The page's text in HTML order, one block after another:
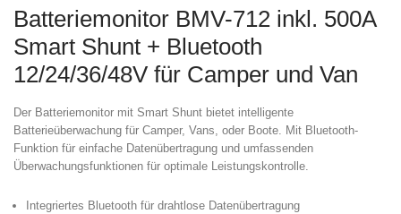
Batteriemonitor BMV-712 inkl. 500A
Smart Shunt + Bluetooth
12/24/36/48V für Camper und Van
Der Batteriemonitor mit Smart Shunt bietet intelligente
Batterieüberwachung für Camper, Vans, oder Boote. Mit Bluetooth-
Funktion für einfache Datenübertragung und umfassenden
Überwachungsfunktionen für optimale Leistungskontrolle.
Integriertes Bluetooth für drahtlose Datenübertragung